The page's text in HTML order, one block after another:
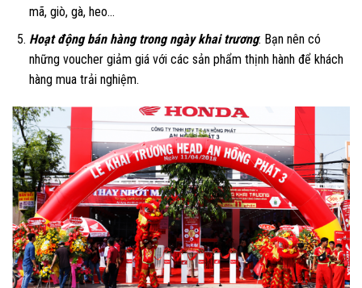
mã, giò, gà, heo…
Hoạt động bán hàng trong ngày khai trương: Bạn nên có
những voucher giảm giá với các sản phẩm thịnh hành để khách
hàng mua trải nghiệm.